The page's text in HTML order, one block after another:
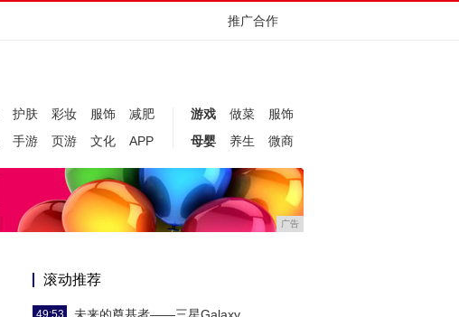
推广合作
护肤 彩妆 服饰
减肥
手游 页游 文化 APP
游戏 做菜
服饰
母婴
养生 微商
广告
滚动推荐
49:53